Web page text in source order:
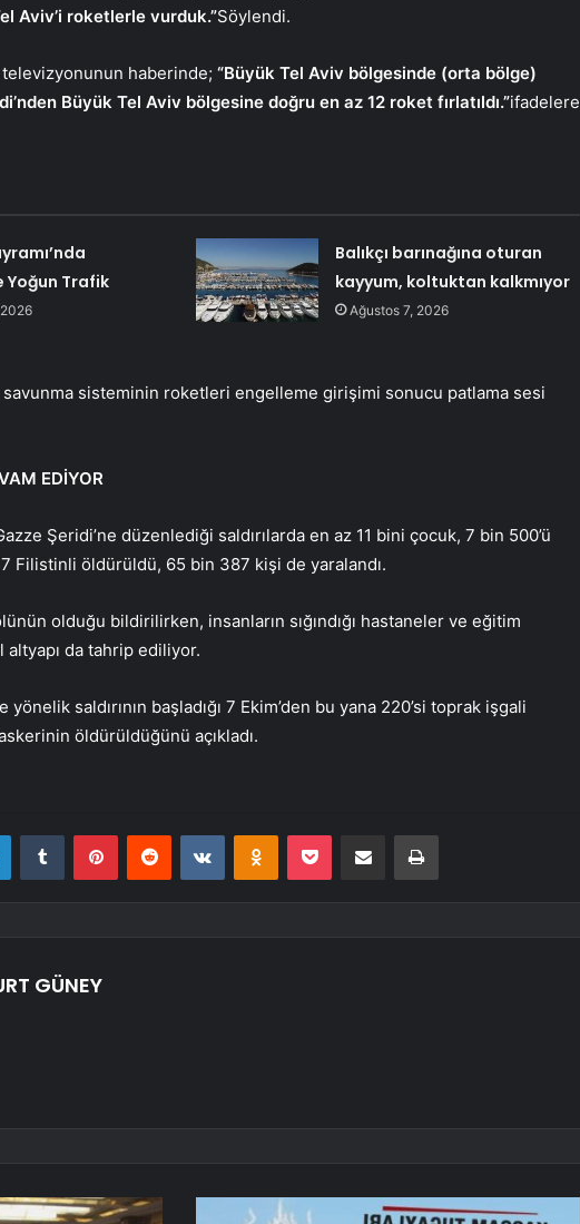
Aviv’i roketlerle vurduk.”Söylendi.
televizyonunun haberinde; “Büyük Tel Aviv bölgesinde (orta bölge)
Büyük Tel Aviv bölgesine doğru en az 12 roket fırlatıldı.”ifadelere
Yoğun Trafik
Balıkçı barınağına oturan
kayyum, koltuktan kalkmıyor
Ağustos 7, 2026
sisteminin roketleri engelleme girişimi sonucu patlama sesi
EDİYOR
Şeridi’ne düzenlediği saldırılarda en az 11 bini çocuk, 7 bin 500’ü
Filistinli öldürüldü, 65 bin 387 kişi de yaralandı.
olduğu bildirilirken, insanların sığındığı hastaneler ve eğitim
altyapı da tahrip ediliyor.
saldırının başladığı 7 Ekim’den bu yana 220’si toprak işgali
öldürüldüğünü açıkladı.
LinkedInTumblr PinterestReddit VKontakteOdnoklassniki
Pocket E-Posta ile paylaş Yazdır
GÜNEY